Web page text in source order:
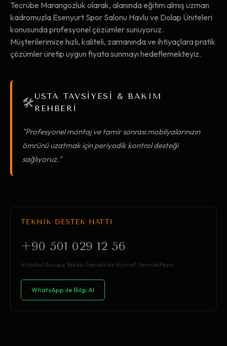
Tecrübe Marangozluk olarak, alanında eğitim almış uzman
kadromuzla Esenyurt Spor Salonu Havlu ve Dolap Üniteleri
konusunda profesyonel çözümler sunuyoruz.
Müşterilerimize hızlı, kaliteli, zamanında ve ihtiyaçlara pratik
çözümler üretip uygun fiyata sunmayı hedeflemekteyiz.
🛠️USTA TAVSİYESİ & BAKIM
REHBERİ
"Profesyonel montaj ve tamir sonrası mobilyalarınızın
ömrünü uzatmak için periyodik kontrol desteği
sağlıyoruz."
TEKNİK DESTEK HATTI
+90 501 029 12 56
İstanbul Avrupa Yakası Genelinde Hizmet Vermekteyiz.
WhatsApp ile Bilgi Al